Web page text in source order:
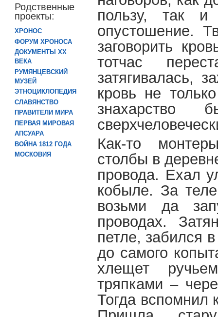
Родственные
проекты:
ХРОНОС
ФОРУМ ХРОНОСА
ДОКУМЕНТЫ XX
ВЕКА
РУМЯНЦЕВСКИЙ
МУЗЕЙ
ЭТНОЦИКЛОПЕДИЯ
СЛАВЯНСТВО
ПРАВИТЕЛИ МИРА
ПЕРВАЯ МИРОВАЯ
АПСУАРА
ВОЙНА 1812 ГОДА
МОСКОВИЯ
пользу, так
опустошение.
заговорить
тотчас
затягивалась,
кровь не
знахарство
Как-то
столбы в
провода. Ехал
кобыле. За
возьми да
проводах.
петле, забился
до самого
хлещет
тряпками –
Тогда вспомнил